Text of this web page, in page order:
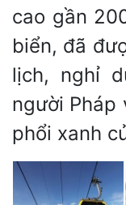
cao gần
biển, đã
lịch, nghỉ
người Pháp
phổi xanh